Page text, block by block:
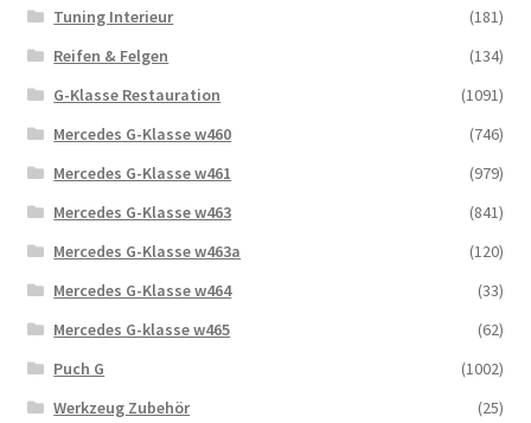
Tuning Interieur
(181)
Reifen & Felgen
(134)
G-Klasse Restauration
(1091)
Mercedes G-Klasse w460
(746)
Mercedes G-Klasse w461
(979)
Mercedes G-Klasse w463
(841)
Mercedes G-Klasse w463a
(120)
Mercedes G-Klasse w464
(33)
Mercedes G-klasse w465
(62)
Puch G
(1002)
Werkzeug Zubehör
(25)